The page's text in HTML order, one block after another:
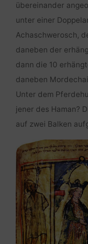
übereinander
unter einer
Achaschwerosch,
daneben der
dann die 10
daneben
Unter dem
jener des Haman?
auf zwei Balken